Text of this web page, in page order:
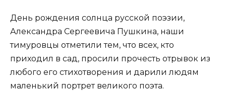
День рождения солнца русской поэзии,
Александра Сергеевича Пушкина, наши
тимуровцы отметили тем, что всех, кто
приходил в сад, просили прочесть отрывок из
любого его стихотворения и дарили людям
маленький портрет великого поэта.